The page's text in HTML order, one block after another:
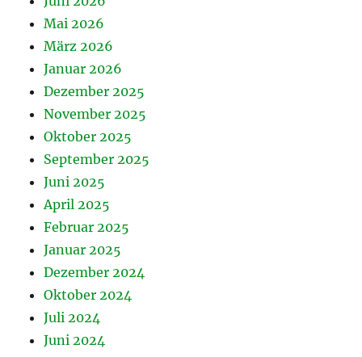
Mai 2026
März 2026
Januar 2026
Dezember 2025
November 2025
Oktober 2025
September 2025
Juni 2025
April 2025
Februar 2025
Januar 2025
Dezember 2024
Oktober 2024
Juli 2024
Juni 2024